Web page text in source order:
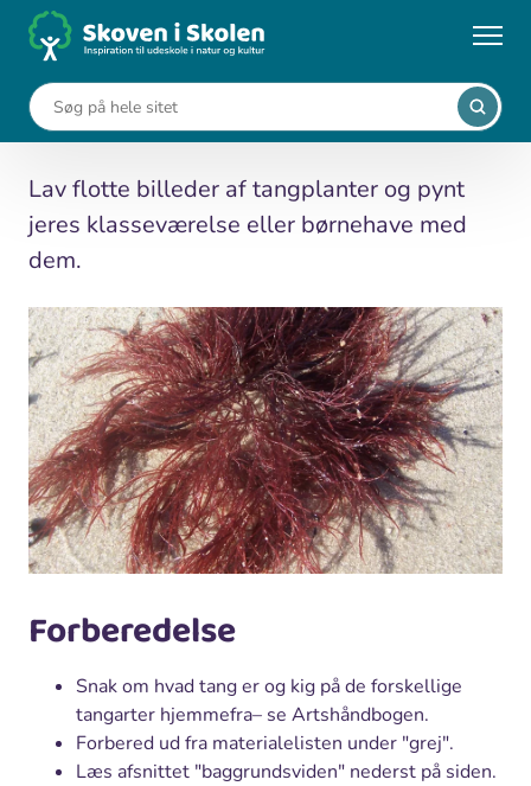
... Undervisningsforløb Tangbilleder
Tangbilleder
Lav flotte billeder af tangplanter og pynt
jeres klasseværelse eller børnehave med
dem.
Forberedelse
Snak om hvad tang er og kig på de forskellige
tangarter hjemmefra– se Artshåndbogen.
Forbered ud fra materialelisten under "grej".
Læs afsnittet "baggrundsviden" nederst på siden.